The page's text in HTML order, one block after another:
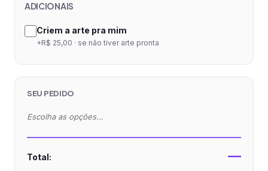
ADICIONAIS
Criem a arte pra mim
+R$ 25,00 · se não tiver arte pronta
SEU PEDIDO
Escolha as opções…
Total: —